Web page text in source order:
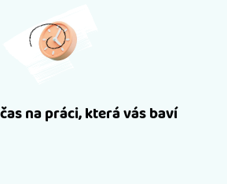
na práci, která vás baví